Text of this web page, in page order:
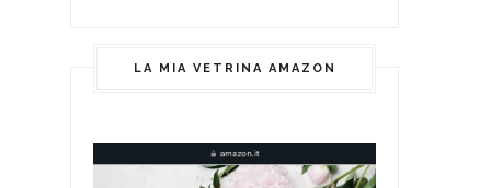
LA MIA VETRINA AMAZON